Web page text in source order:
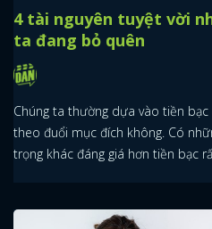
4 tài nguyên tuyệt vời
ta đang bỏ quên
Chúng ta thường dựa vào tiền
theo đuổi mục đích không. Có
trọng khác đáng giá hơn tiền bạc